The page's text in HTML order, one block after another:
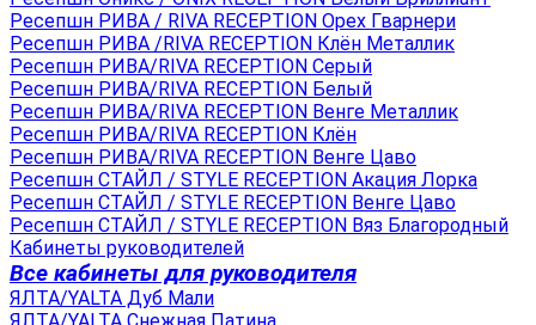
Ресепшн РИВА / RIVA RECEPTION Орех Гварнери
Ресепшн РИВА /RIVA RECEPTION Клён Металлик
Ресепшн РИВА/RIVA RECEPTION Серый
Ресепшн РИВА/RIVA RECEPTION Белый
Ресепшн РИВА/RIVA RECEPTION Венге Металлик
Ресепшн РИВА/RIVA RECEPTION Клён
Ресепшн РИВА/RIVA RECEPTION Венге Цаво
Ресепшн СТАЙЛ / STYLE RECEPTION Акация Лорка
Ресепшн СТАЙЛ / STYLE RECEPTION Венге Цаво
Ресепшн СТАЙЛ / STYLE RECEPTION Вяз Благородный
Кабинеты руководителей
Все кабинеты для руководителя
ЯЛТА/YALTA Дуб Мали